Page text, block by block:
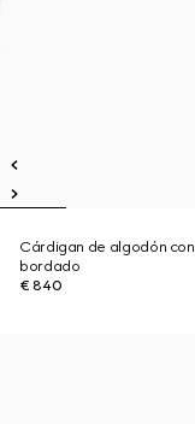
Cárdigan de algodón con
bordado
€ 840